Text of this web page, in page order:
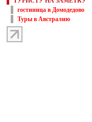
гостиница в Домодедово
Туры в Австралию